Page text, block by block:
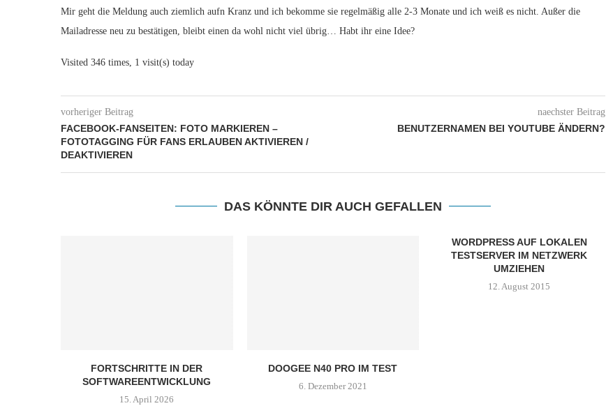
Mir geht die Meldung auch ziemlich aufn Kranz und ich bekomme sie regelmäßig alle 2-3 Monate und ich weiß es nicht. Außer die
Mailadresse neu zu bestätigen, bleibt einen da wohl nicht viel übrig… Habt ihr eine Idee?
Visited 346 times, 1 visit(s) today
vorheriger Beitrag
FACEBOOK-FANSEITEN: FOTO MARKIEREN –
FOTOTAGGING FÜR FANS ERLAUBEN AKTIVIEREN /
DEAKTIVIEREN
naechster Beitrag
BENUTZERNAMEN BEI YOUTUBE ÄNDERN?
DAS KÖNNTE DIR AUCH GEFALLEN
FORTSCHRITTE IN DER
SOFTWAREENTWICKLUNG
15. April 2026
DOOGEE N40 PRO IM TEST
6. Dezember 2021
WORDPRESS AUF LOKALEN
TESTSERVER IM NETZWERK
UMZIEHEN
12. August 2015